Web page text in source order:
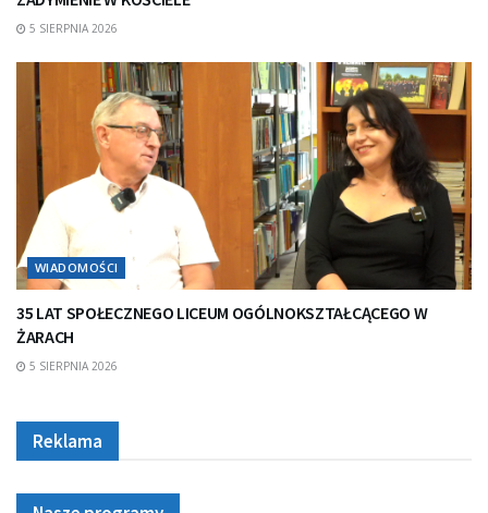
5 SIERPNIA 2026
WIADOMOŚCI
35 LAT SPOŁECZNEGO LICEUM OGÓLNOKSZTAŁCĄCEGO W
ŻARACH
5 SIERPNIA 2026
Reklama